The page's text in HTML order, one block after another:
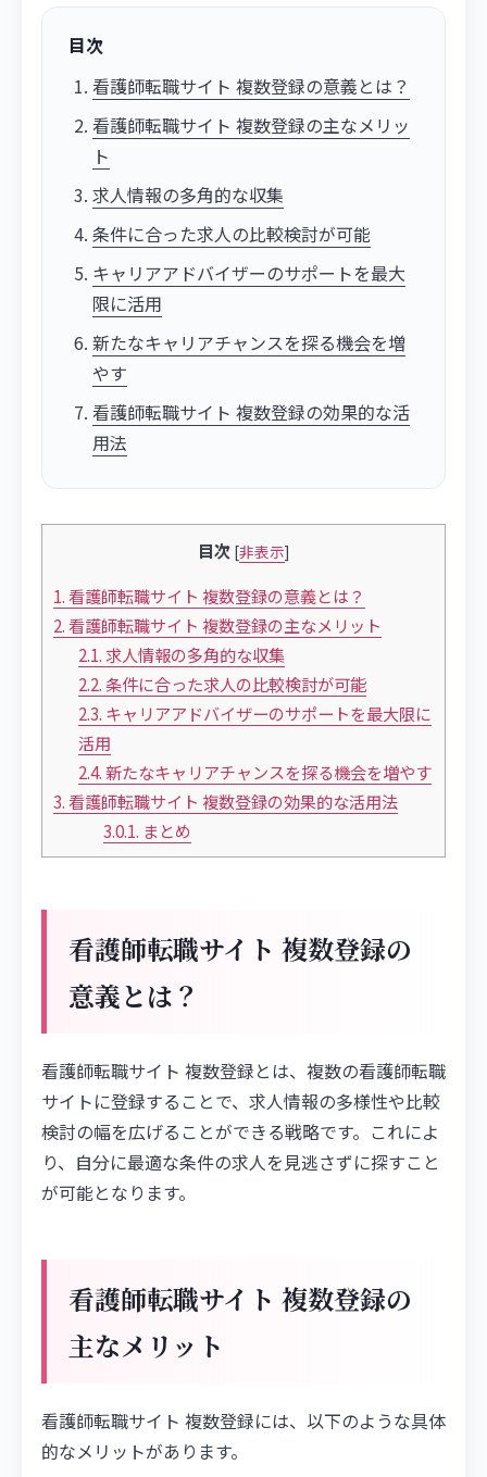
目次
看護師転職サイト 複数登録の意義とは？
看護師転職サイト 複数登録の主なメリッ
ト
求人情報の多角的な収集
条件に合った求人の比較検討が可能
キャリアアドバイザーのサポートを最大
限に活用
新たなキャリアチャンスを探る機会を増
やす
看護師転職サイト 複数登録の効果的な活
用法
目次 [非表示]
1.看護師転職サイト 複数登録の意義とは？
2.看護師転職サイト 複数登録の主なメリット
2.1.求人情報の多角的な収集
2.2.条件に合った求人の比較検討が可能
2.3. キャリアアドバイザーのサポートを最大限に
活用
2.4. 新たなキャリアチャンスを探る機会を増やす
3.看護師転職サイト 複数登録の効果的な活用法
3.0.1. まとめ
看護師転職サイト 複数登録の
意義とは？
看護師転職サイト 複数登録とは、複数の看護師転職
サイトに登録することで、求人情報の多様性や比較
検討の幅を広げることができる戦略です。これによ
り、自分に最適な条件の求人を見逃さずに探すこと
が可能となります。
看護師転職サイト 複数登録の
主なメリット
看護師転職サイト 複数登録には、以下のような具体
的なメリットがあります。